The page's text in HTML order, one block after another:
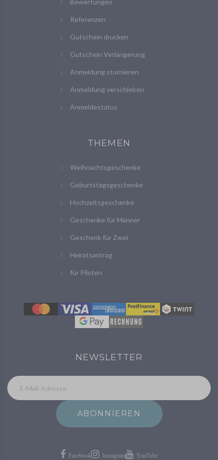
Bewertungen
Referenzen
Gutschein drucken
Gutschein Verlängerung
Anmeldung stornieren
Anmeldung verschieben
Anmeldestatus
THEMEN
Weihnachtsgeschenke
Geburtstagsgeschenke
Hochzeitsgeschenke
Geschenke für Männer
Geschenk für Zwei
Heiratsantrag
für Piloten
NEWSLETTER
ABONNIEREN